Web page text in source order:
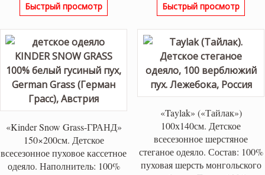
Быстрый просмотр Быстрый просмотр
«Kinder Snow Grass-ГРАНД»
150×200см. Детское
всесезонное пуховое кассетное
одеяло. Наполнитель: 100%
«Taylak» («Тайлак»)
100х140см. Детское
всесезонное шерстяное
стеганое одеяло. Состав: 100%
пуховая шерсть монгольского